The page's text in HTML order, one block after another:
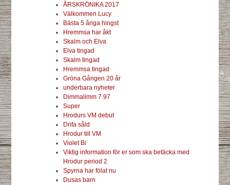
ÅRSKRÖNIKA 2017
Välkommen Lucy
Bästa 5 åriga hingst
Hremmsa har åkt
Skalm och Elva
Elva tingad
Skalm tingad
Hremmsa tingad
Gröna Gången 20 år
underbara nyheter
Dimmalimm 7.97
Super
Hrodurs VM debut
Drifa såld
Hrodur till VM
Violet Bi
Viktig information för er som ska betäcka med
Hrodur period 2
Spyrna har fölat nu
Dusas barn